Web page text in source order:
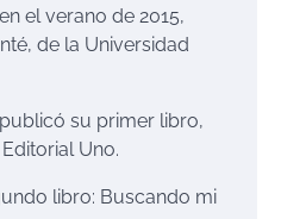
el verano de 2015,
, de la Universidad
ublicó su primer libro,
Uno.
libro: Buscando mi